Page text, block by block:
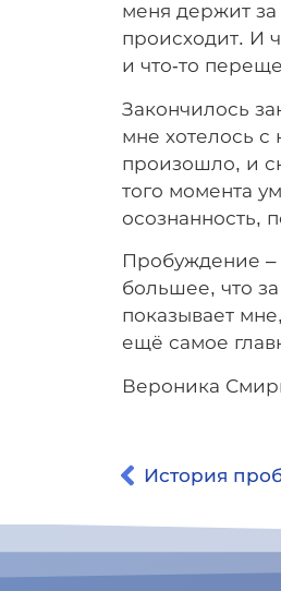
меня держит
происходит. И
и что-то
Закончилось
мне хотелось с
произошло, и
того момента
осознанность,
Пробуждение –
большее, что
показывает
ещё самое
Вероника
История